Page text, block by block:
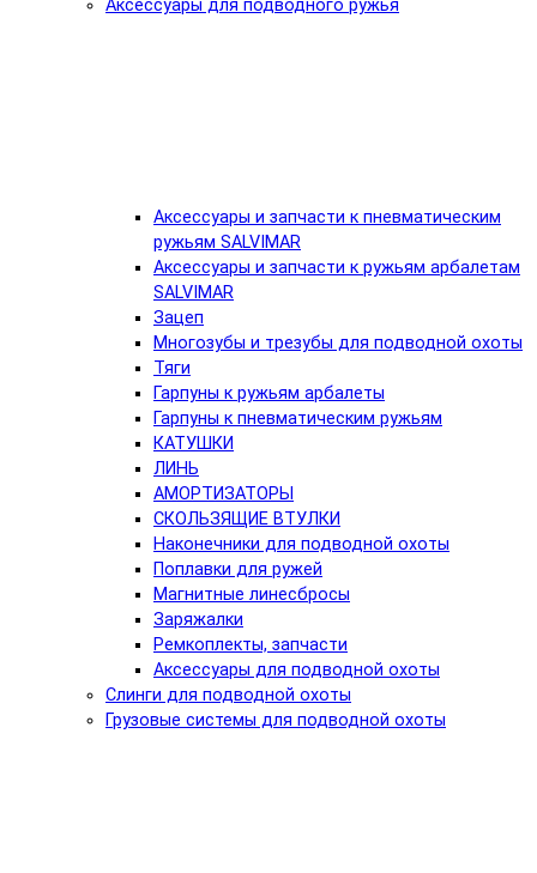
Аксессуары для подводного ружья
Аксессуары и запчасти к пневматическим
ружьям SALVIMAR
Аксессуары и запчасти к ружьям арбалетам
SALVIMAR
Зацеп
Многозубы и трезубы для подводной охоты
Тяги
Гарпуны к ружьям арбалеты
Гарпуны к пневматическим ружьям
КАТУШКИ
ЛИНЬ
АМОРТИЗАТОРЫ
СКОЛЬЗЯЩИЕ ВТУЛКИ
Наконечники для подводной охоты
Поплавки для ружей
Магнитные линесбросы
Заряжалки
Ремкоплекты, запчасти
Аксессуары для подводной охоты
Слинги для подводной охоты
Грузовые системы для подводной охоты